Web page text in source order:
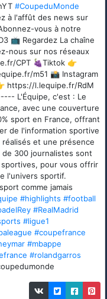
#CoupeduMonde
à l'affût des news sur
vous à notre
📺 Regardez La chaîne
nous sur nos réseaux
CPT 🍇Tiktok 👉
m51 📸 Instagram
https://l.lequipe.fr/RdM
L'Équipe, c'est : Le
avec une couverture
sport en France, offrant
de l'information sportive
et une présence
de 300 journalistes sont
pour vous offrir
l'univers sportif.
comme jamais
#highlights #football
#RealMadrid
#ligue1
#coupefrance
#mbappe
#rolandgarros